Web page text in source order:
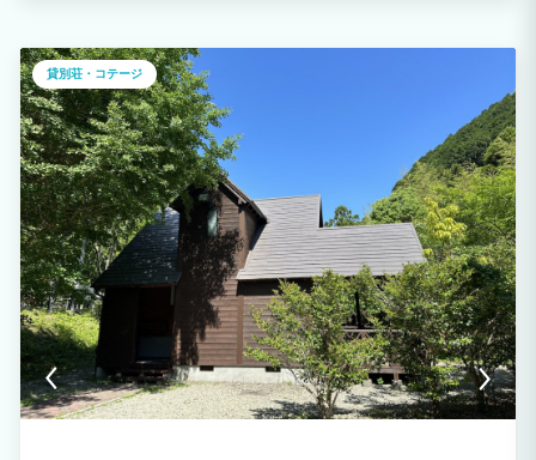
クル活動、静かな場所での田舎暮らし体験など様々なシーンでご利用いただけます。
是非ご旅行の宿にご利用ください。 ●カラオケ設備完備♪ 【那須グランドヴィラ】で
は、カラオケ設備が付いております コテージにはなかなかないので、とってもうれし
い設備！！ 業務用カラオケなので新曲の歌も歌えちゃいます。 日々のストレスを発散
し、存分にお楽しみください。
貸別荘・コテージ